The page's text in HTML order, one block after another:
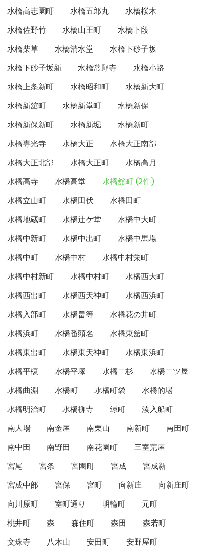
水橋高志園町
水橋五郎丸
水橋桜木
水橋佐野竹
水橋山王町
水橋下段
水橋柴草
水橋清水堂
水橋下砂子坂
水橋下砂子坂新
水橋常願寺
水橋小路
水橋上条新町
水橋昭和町
水橋新大町
水橋新舘町
水橋新堂町
水橋新保
水橋新保新町
水橋新堀
水橋新町
水橋専光寺
水橋大正
水橋大正南部
水橋大正北部
水橋大正町
水橋高月
水橋高寺
水橋高堂
水橋舘町 (2件)
水橋立山町
水橋田伏
水橋田町
水橋地蔵町
水橋辻ケ堂
水橋中大町
水橋中新町
水橋中出町
水橋中馬場
水橋中町
水橋中村
水橋中村栄町
水橋中村新町
水橋中村町
水橋西大町
水橋西出町
水橋西天神町
水橋西浜町
水橋入部町
水橋畠等
水橋花の井町
水橋浜町
水橋番頭名
水橋東舘町
水橋東出町
水橋東天神町
水橋東浜町
水橋平榎
水橋平塚 水橋二杉
水橋二ツ屋
水橋曲淵
水橋町 水橋町袋
水橋的場
水橋明治町
水橋柳寺 緑町
湊入船町
南大場
南金屋 南栗山 南新町
南田町
南中田
南野田 南花園町
三室荒屋
宮尾
宮条 宮園町 宮成
宮成新
宮成中部
宮保 宮町 向新庄
向新庄町
向川原町
室町通り 明輪町
元町
桃井町
森 森住町 森田
森若町
文珠寺
八木山 安田町 安野屋町